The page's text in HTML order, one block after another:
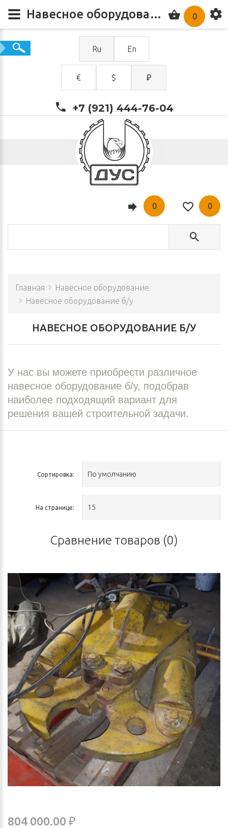
Ru En
€ $ ₽
+7 (921) 444-76-04
0
0
0
Главная
Навесное оборудование
Навесное оборудование б/у
НАВЕСНОЕ ОБОРУДОВАНИЕ Б/У
У нас вы можете приобрести различное
навесное оборудование б/у, подобрав
наиболее подходящий вариант для
решения вашей строительной задачи.
Сортировка:
На странице:
Сравнение товаров (0)
804 000.00 ₽
Навесное оборудование б/у купить по цене от 670 000.00 ₽ в компании ДУС